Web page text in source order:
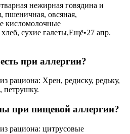
нежирная говядина и
пшеничная, овсяная,
кисломолочные
сухие галеты,Ещё•27 апр.
при аллергии?
рациона: Хрен, редиску, редьку,
петрушку.
при пищевой аллергии?
рациона: цитрусовые